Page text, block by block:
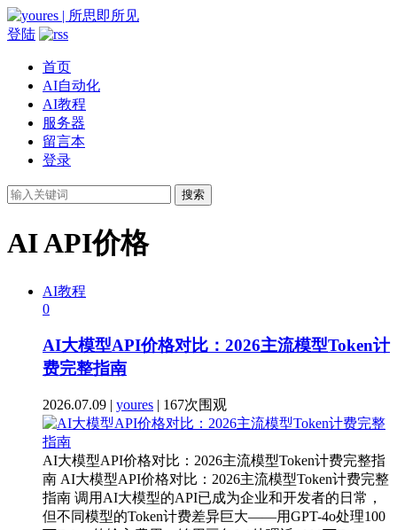
登陆
首页
AI自动化
AI教程
服务器
留言本
登录
搜索
AI API价格
AI教程
0
AI大模型API价格对比：2026主流模型Token计
费完整指南
2026.07.09 | youres | 167次围观
AI大模型API价格对比：2026主流模型Token计费完整指
南 AI大模型API价格对比：2026主流模型Token计费完整
指南 调用AI大模型的API已成为企业和开发者的日常，
但不同模型的Token计费差异巨大——用GPT-4o处理100